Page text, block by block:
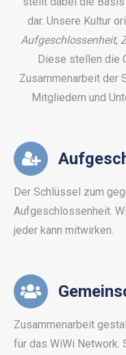
dar. Unsere Kultur
Aufgeschlossenheit,
Diese stellen die
Zusammenarbeit der
Mitgliedern und
Der Schlüssel zum
Aufgeschlossenheit.
jeder kann mitwirken.
Zusammenarbeit
für das WiWi Network.